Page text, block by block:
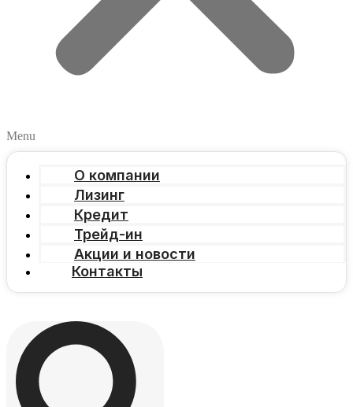
Menu
О компании
Лизинг
Кредит
Трейд-ин
Акции и новости
Контакты